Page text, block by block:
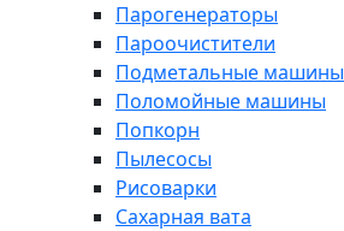
Парогенераторы
Пароочистители
Подметальные машины
Поломойные машины
Попкорн
Пылесосы
Рисоварки
Сахарная вата